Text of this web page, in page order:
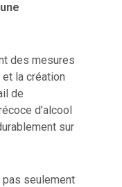
des mesures
la création
de
d’alcool
sur
seulement